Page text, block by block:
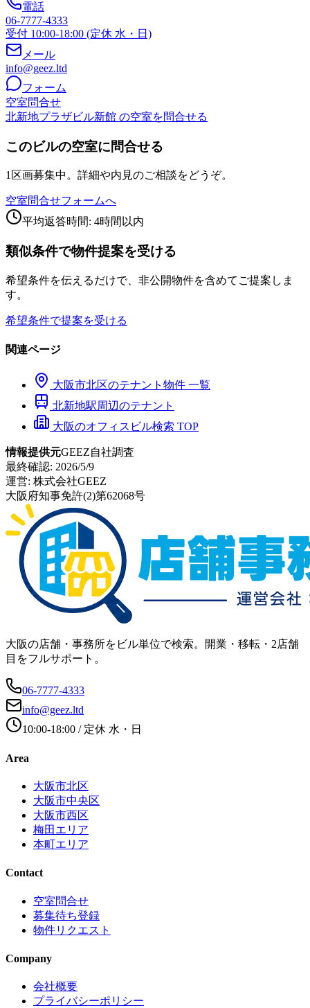
電話
06-7777-4333
受付 10:00-18:00 (定休 水・日)
メール
info@geez.ltd
フォーム
空室問合せ
北新地プラザビル新館 の空室を問合せる
このビルの空室に問合せる
1区画募集中。詳細や内見のご相談をどうぞ。
空室問合せフォームへ
平均返答時間: 4時間以内
類似条件で物件提案を受ける
希望条件を伝えるだけで、非公開物件を含めてご提案しま
す。
希望条件で提案を受ける
関連ページ
大阪市北区のテナント物件 一覧
北新地駅周辺のテナント
大阪のオフィスビル検索 TOP
情報提供元GEEZ自社調査
最終確認: 2026/5/9
運営: 株式会社GEEZ
大阪府知事免許(2)第62068号
大阪の店舗・事務所をビル単位で検索。開業・移転・2店舗
目をフルサポート。
06-7777-4333
info@geez.ltd
10:00-18:00 / 定休 水・日
Area
大阪市北区
大阪市中央区
大阪市西区
梅田エリア
本町エリア
Contact
空室問合せ
募集待ち登録
物件リクエスト
Company
会社概要
プライバシーポリシー